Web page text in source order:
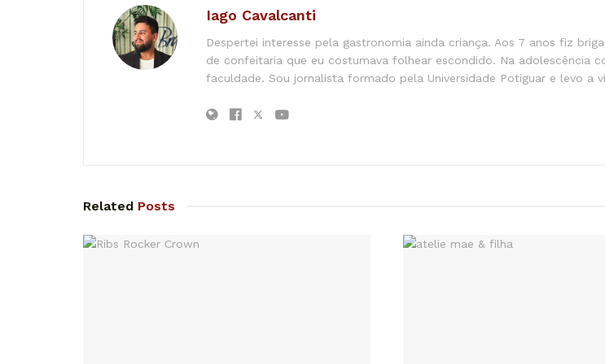
Iago Cavalcanti
Despertei interesse pela gastronomia ainda criança. Aos 7 anos fiz
de confeitaria que eu costumava folhear escondido. Na adolescência
faculdade. Sou jornalista formado pela Universidade Potiguar e levo a
Related Posts